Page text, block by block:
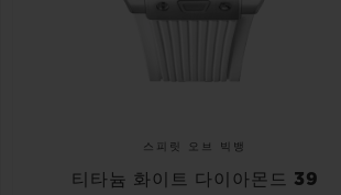
스피릿 오브 빅뱅
티타늄 화이트 다이아몬드 39